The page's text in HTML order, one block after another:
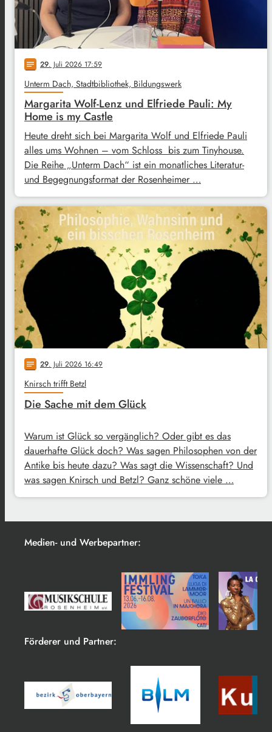
notes 29. Juli 2026 17:59
Unterm Dach, Stadtbibliothek, Bildungswerk
Margarita Wolf-Lenz und Elfriede Pauli: My
Home is my Castle
Heute dreht sich bei Margarita Wolf und Elfriede Pauli
alles ums Wohnen – vom Schloss bis zum Tinyhouse.
Die Reihe „Unterm Dach“ ist ein monatliches Literatur-
und Begegnungsformat der Rosenheimer …
notes 29. Juli 2026 16:49
Knirsch trifft Betzl
Die Sache mit dem Glück
Warum ist Glück so vergänglich? Oder gibt es das
dauerhafte Glück doch? Was sagen Philosophen von der
Antike bis heute dazu? Was sagt die Wissenschaft? Und
was sagen Knirsch und Betzl? Ganz schöne viele …
Medien- und Werbepartner:
Förderer und Partner: